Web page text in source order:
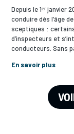
Depuis le 1ᵉʳ janvier
conduire dès l’âge
sceptiques :
d’inspecteurs et
conducteurs. Sans
En savoir plus